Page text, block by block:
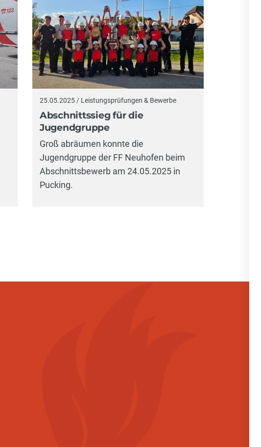
25.05.2025 / Leistungsprüfungen & Bewerbe
Abschnittssieg für die
Jugendgruppe
Groß abräumen konnte die
Jugendgruppe der FF Neuhofen beim
Abschnittsbewerb am 24.05.2025 in
Pucking.